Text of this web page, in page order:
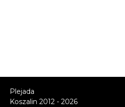
Plejada
Koszalin 2012 - 2026